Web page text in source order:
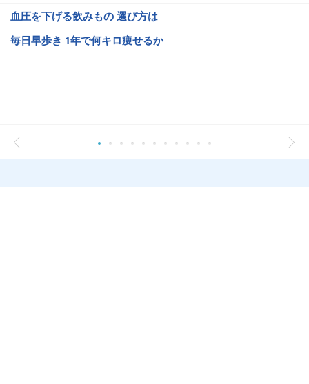
血圧を下げる飲みもの 選び方は
毎日早歩き 1年で何キロ痩せるか